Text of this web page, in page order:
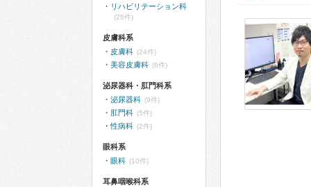
リハビリテーション科
(28件)
皮膚科系
皮膚科 (24件)
美容皮膚科 (6件)
泌尿器科・肛門科系
泌尿器科 (9件)
肛門科 (5件)
性病科 (2件)
眼科系
眼科 (10件)
耳鼻咽喉科系